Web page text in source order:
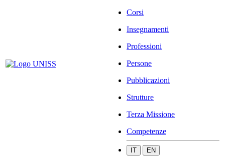
Corsi
Insegnamenti
Professioni
Persone
Pubblicazioni
Strutture
Terza Missione
Competenze
IT EN